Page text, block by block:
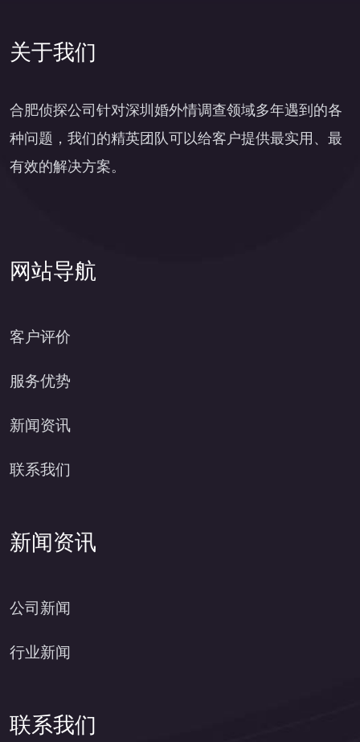
关于我们
合肥侦探公司针对深圳婚外情调查领域多年遇到的各
种问题，我们的精英团队可以给客户提供最实用、最
有效的解决方案。
网站导航
客户评价
服务优势
新闻资讯
联系我们
新闻资讯
公司新闻
行业新闻
联系我们